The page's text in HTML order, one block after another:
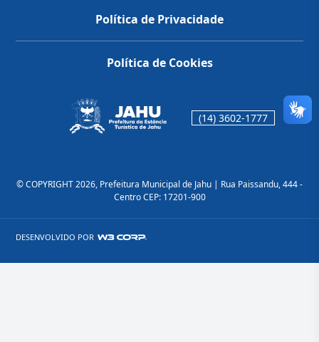
Política de Privacidade
Política de Cookies
(14) 3602-1777
© COPYRIGHT 2026, Prefeitura Municipal de Jahu | Rua Paissandu, 444 -
Centro CEP: 17201-900
DESENVOLVIDO POR